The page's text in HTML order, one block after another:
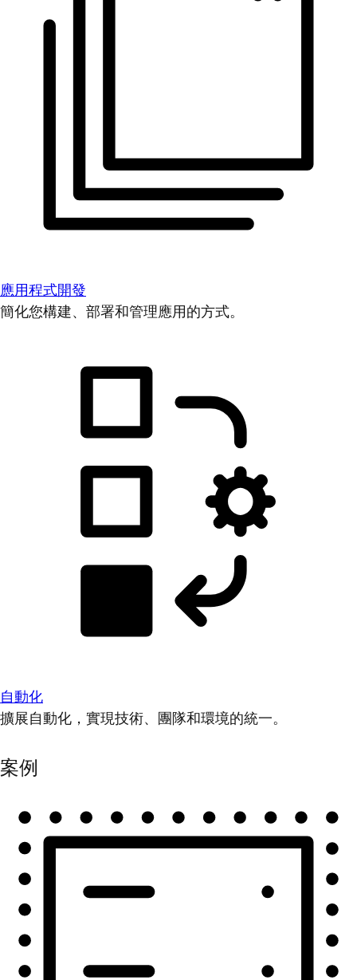
應用程式開發
簡化您構建、部署和管理應用的方式。
自動化
擴展自動化，實現技術、團隊和環境的統一。
案例